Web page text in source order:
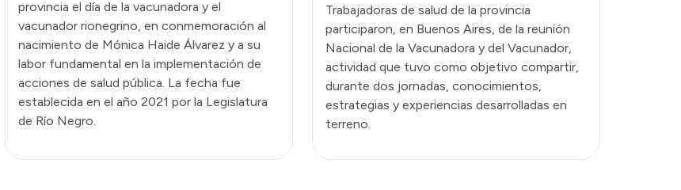
provincia el día de la vacunadora y el
vacunador rionegrino, en conmemoración al
nacimiento de Mónica Haide Álvarez y a su
labor fundamental en la implementación de
acciones de salud pública. La fecha fue
establecida en el año 2021 por la Legislatura
de Río Negro.
Trabajadoras de salud de la provincia
participaron, en Buenos Aires, de la reunión
Nacional de la Vacunadora y del Vacunador,
actividad que tuvo como objetivo compartir,
durante dos jornadas, conocimientos,
estrategias y experiencias desarrolladas en
terreno.